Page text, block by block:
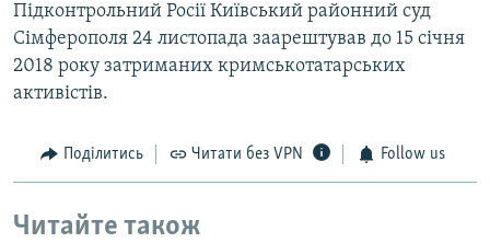
Підконтрольний Росії Київський районний суд
Сімферополя 24 листопада заарештував до 15 січня
2018 року затриманих кримськотатарських
активістів.
Поділитись Читати без VPN Follow us
Читайте також